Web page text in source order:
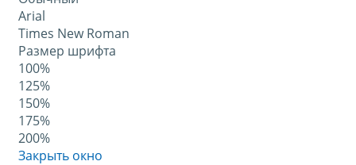
Arial
Times New Roman
Размер шрифта
100%
125%
150%
175%
200%
Закрыть окно